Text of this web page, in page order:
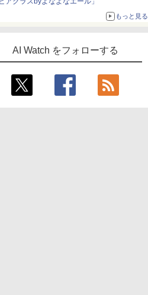
もっと見る
AI Watch をフォローする